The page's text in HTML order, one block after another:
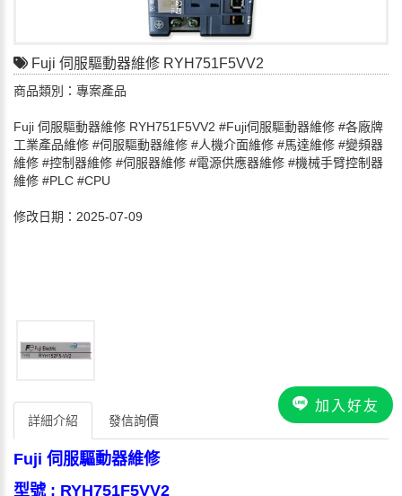
加入好友
Fuji 伺服驅動器維修 RYH751F5VV2
商品類別：專案產品
Fuji 伺服驅動器維修 RYH751F5VV2 #Fuji伺服驅動器維修 #各廠牌
工業產品維修 #伺服驅動器維修 #人機介面維修 #馬達維修 #變頻器
維修 #控制器維修 #伺服器維修 #電源供應器維修 #機械手臂控制器
維修 #PLC #CPU
修改日期：2025-07-09
詳細介紹 發信詢價
Fuji 伺服驅動器維修
型號 : RYH751F5VV2